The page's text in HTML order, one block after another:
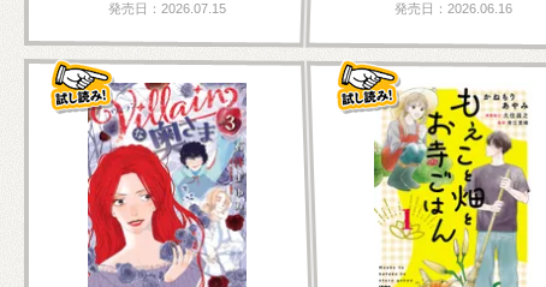
発売日：2026.07.15 発売日：2026.06.16